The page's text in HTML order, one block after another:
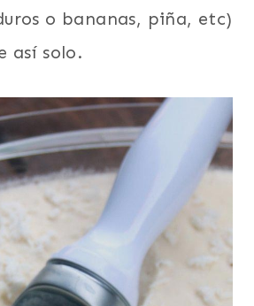
o bananas, piña, etc)
así solo.